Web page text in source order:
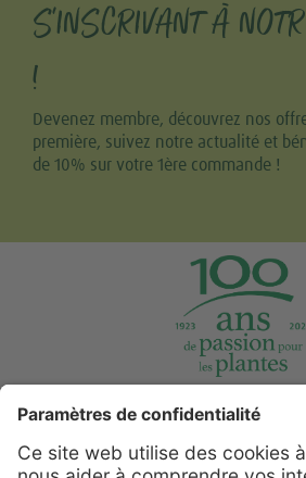
S'INSCRIVANT À
!
Devenez membre, découvrez nos
première, suivez notre actualité et
de 10% sur votre 1ère commande !
Share this selection Tweet